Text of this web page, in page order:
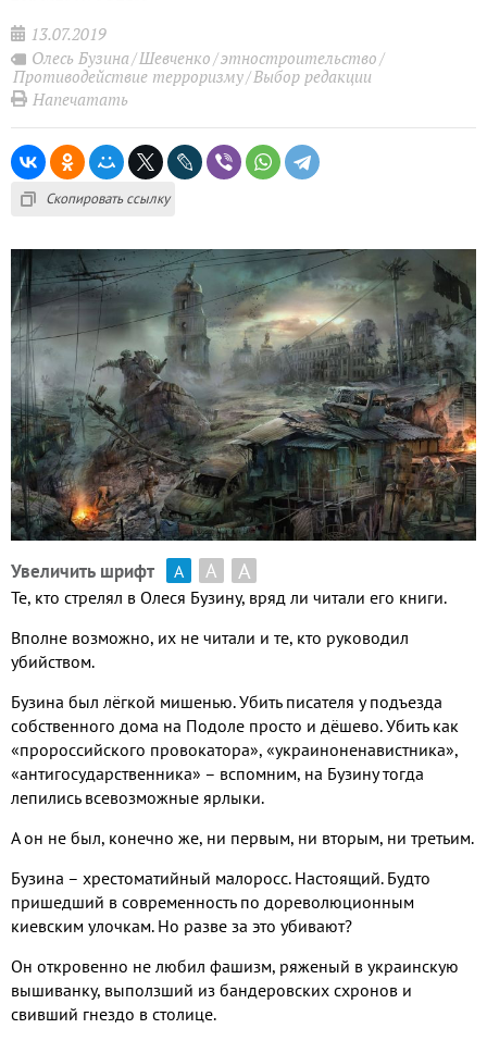
13.07.2019
Олесь Бузина Шевченко этностроительство
Противодействие терроризму Выбор редакции
Напечатать
Скопировать ссылку
Увеличить шрифт А А А
Те, кто стрелял в Олеся Бузину, вряд ли читали его книги.
Вполне возможно, их не читали и те, кто руководил
убийством.
Бузина был лёгкой мишенью. Убить писателя у подъезда
собственного дома на Подоле просто и дёшево. Убить как
«пророссийского провокатора», «украиноненавистника»,
«антигосударственника» – вспомним, на Бузину тогда
лепились всевозможные ярлыки.
А он не был, конечно же, ни первым, ни вторым, ни третьим.
Бузина – хрестоматийный малоросс. Настоящий. Будто
пришедший в современность по дореволюционным
киевским улочкам. Но разве за это убивают?
Он откровенно не любил фашизм, ряженый в украинскую
вышиванку, выползший из бандеровских схронов и
свивший гнездо в столице.